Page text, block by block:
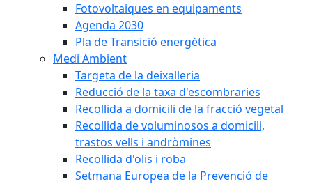
Fotovoltaiques en equipaments
Agenda 2030
Pla de Transició energètica
Medi Ambient
Targeta de la deixalleria
Reducció de la taxa d'escombraries
Recollida a domicili de la fracció vegetal
Recollida de voluminosos a domicili,
trastos vells i andròmines
Recollida d'olis i roba
Setmana Europea de la Prevenció de